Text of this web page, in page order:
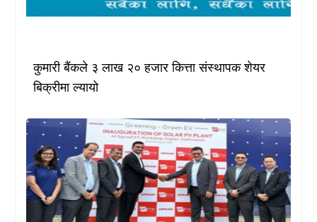
कुमारी बैंकले ३ लाख २० हजार कित्ता संस्थापक शेयर
बिक्रीमा ल्यायो